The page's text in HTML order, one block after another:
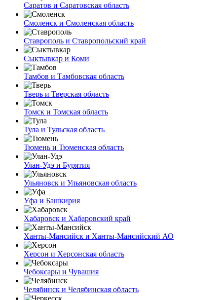
Саратов и Саратовская область
Смоленск и Смоленская область
Ставрополь и Ставропольский край
Сыктывкар и Коми
Тамбов и Тамбовская область
Тверь и Тверская область
Томск и Томская область
Тула и Тульская область
Тюмень и Тюменская область
Улан-Удэ и Бурятия
Ульяновск и Ульяновская область
Уфа и Башкирия
Хабаровск и Хабаровский край
Ханты-Мансийск и Ханты-Мансийский АО
Херсон и Херсонская область
Чебоксары и Чувашия
Челябинск и Челябинская область